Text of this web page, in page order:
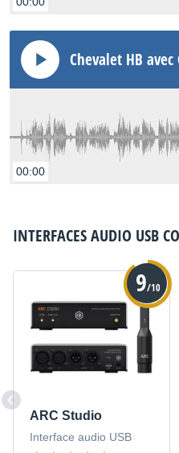
Chevalet HB avec
00:00
INTERFACES AUDIO USB
9/10
ARC Studio
Interface audio USB